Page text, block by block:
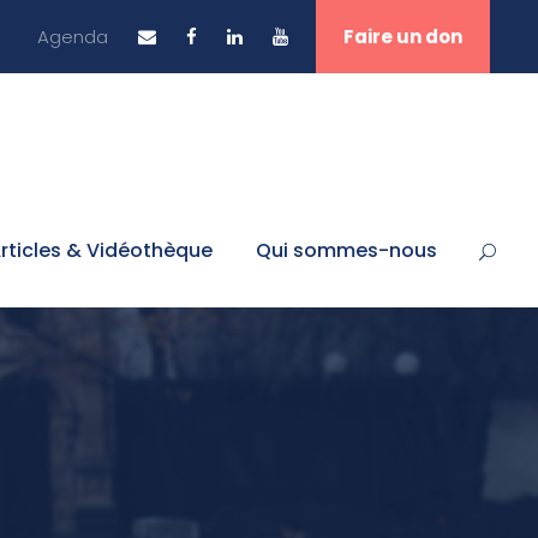
Agenda Faire un don
& Vidéothèque Qui sommes-nous